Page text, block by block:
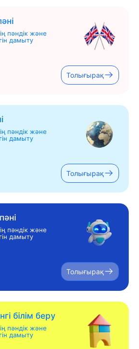
пәндік және
дамыту
Толығырақ
пәндік және
дамыту
Толығырақ
пәндік және
дамыту
Толығырақ
білім беру
пәндік және
дамыту